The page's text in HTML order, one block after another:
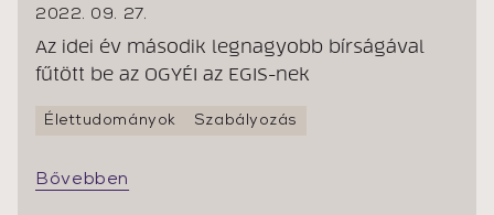
2022. 09. 27.
Az idei év második legnagyobb bírságával
fűtött be az OGYÉI az EGIS-nek
Élettudományok Szabályozás
Bővebben